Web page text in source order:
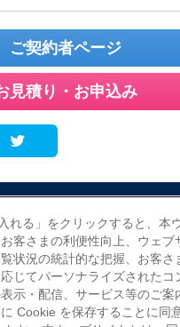
ご契約者ページ
見積り・お申込み
イバシーポリシー
人情報のお取扱いについて）
れる」をクリックすると、本
客さまの利便性向上、ウェブ
状況の統計的な把握、お客さ
じてパーソナライズされたコ
示・配信、サービス等のご案
Cookie を保存することに同